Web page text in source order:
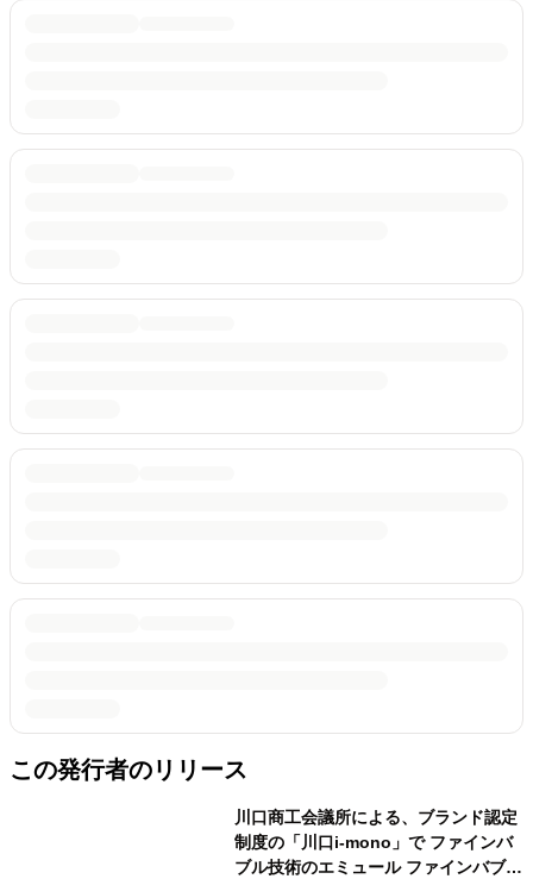
この発行者のリリース
川口商工会議所による、ブランド認定
制度の「川口i-mono」で ファインバ
ブル技術のエミュール ファインバブル